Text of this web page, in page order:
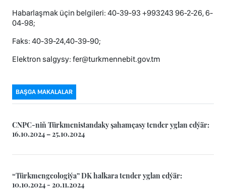
Habarlaşmak üçin belgileri: 40-39-93 +993243 96-2-26, 6-
04-98;
Faks: 40-39-24,40-39-90;
Elektron salgysy: fer@turkmennebit.gov.tm
BAŞGA MAKALALAR
CNPC-niň Türkmenistandaky şahamçasy tender yglan edýär:
16.10.2024 – 25.10.2024
“Türkmengeologiýa” DK halkara tender yglan edýär:
10.10.2024 - 20.11.2024